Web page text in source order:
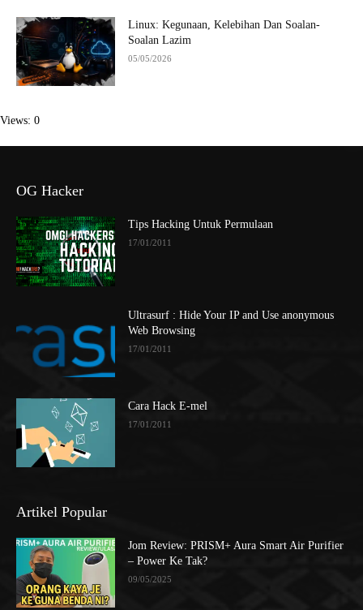
Linux: Kegunaan, Kelebihan Dan Soalan-
Soalan Lazim
05/05/2026
Views: 0
OG Hacker
Tips Hacking Untuk Permulaan
17/01/2011
Ultrasurf : Hide Your IP and Use anonymous
Web Browsing
17/01/2011
Cara Hack E-mel
17/01/2011
Artikel Popular
Jom Review: PRISM+ Aura Smart Air Purifier
– Power Ke Tak?
09/05/2025